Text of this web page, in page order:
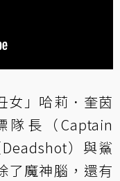
女」哈莉．奎茵
隊長（Captain
）與鯊
了魔神腦，還有